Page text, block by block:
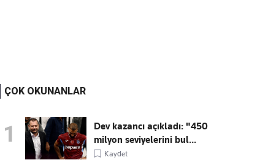
ÇOK OKUNANLAR
1
Dev kazancı açıkladı: "450
milyon seviyelerini bul...
Kaydet